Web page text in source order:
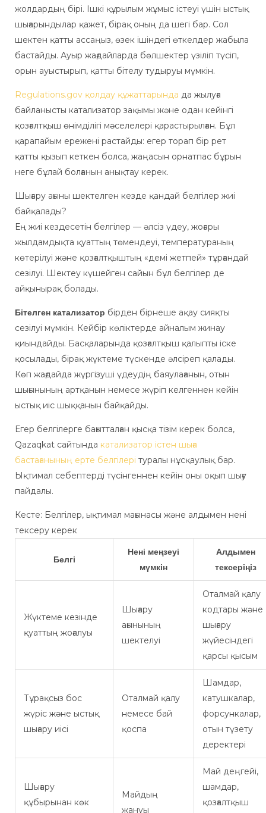
жолдардың бірі. Ішкі құрылым жұмыс істеуі үшін ыстық
шығарындылар қажет, бірақ оның да шегі бар. Сол
шектен қатты ассаңыз, өзек ішіндегі өткелдер жабыла
бастайды. Ауыр жағдайларда бөлшектер үзіліп түсіп,
орын ауыстырып, қатты бітелу тудыруы мүмкін.
Regulations.gov қолдау құжаттарында да жылуға
байланысты катализатор зақымы және одан кейінгі
қозғалтқыш өнімділігі мәселелері қарастырылған. Бұл
қарапайым ережені растайды: егер торап бір рет
қатты қызып кеткен болса, жаңасын орнатпас бұрын
неге бұлай болғанын анықтау керек.
Шығару ағыны шектелген кезде қандай белгілер жиі
байқалады?
Ең жиі кездесетін белгілер — әлсіз үдеу, жоғары
жылдамдықта қуаттың төмендеуі, температураның
көтерілуі және қозғалтқыштың «демі жетпей» тұрғандай
сезілуі. Шектеу күшейген сайын бұл белгілер де
айқынырақ болады.
Бітелген катализатор бірден бірнеше ақау сияқты
сезілуі мүмкін. Кейбір көліктерде айналым жинау
қиындайды. Басқаларында қозғалтқыш қалыпты іске
қосылады, бірақ жүктеме түскенде әлсіреп қалады.
Көп жағдайда жүргізуші үдеудің баяулағанын, отын
шығынының артқанын немесе жүріп келгеннен кейін
ыстық иіс шыққанын байқайды.
Егер белгілерге бағытталған қысқа тізім керек болса,
Qazaqkat сайтында катализатор істен шыға
бастағанының ерте белгілері туралы нұсқаулық бар.
Ықтимал себептерді түсінгеннен кейін оны оқып шығу
пайдалы.
Кесте: Белгілер, ықтимал мағынасы және алдымен нені
тексеру керек
Белгі
Нені меңзеуі
мүмкін
Алдымен
тексеріңіз
Жүктеме кезінде
қуаттың жоғалуы
Шығару
ағынының
шектелуі
Оталмай қалу
кодтары және
шығару
жүйесіндегі
қарсы қысым
Тұрақсыз бос
жүріс және ыстық
шығару иісі
Оталмай қалу
немесе бай
қоспа
Шамдар,
катушкалар,
форсункалар,
отын түзету
деректері
Шығару
құбырынан көк
Майдың
жануы
Май деңгейі,
шамдар,
қозғалтқыш